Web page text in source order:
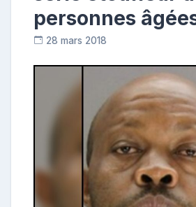
personnes
28 mars 2018
o
r
i
b
u
t
r
i